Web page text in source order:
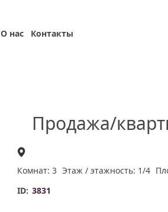
О нас Контакты
Продажа/
Комнат: 3 Этаж / этажность: 1/4
ID: 3831